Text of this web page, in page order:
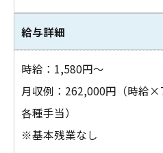
給与詳細
時給：1,580円～
月収例：262,000円（時給
各種手当）
※基本残業なし